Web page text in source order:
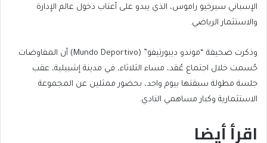
مكة)
الإسباني سيرخيو راموس، الذي يبدو على أعتاب دخول عالم الإدارة
والاستثمار الرياضي.
وذكرت صحيفة “موندو ديبورتيفو” (Mundo Deportivo) أن المفاوضات
حُسمت خلال اجتماع عُقد، مساء الثلاثاء، في مدينة إشبيلية، عقب
جلسة مطولة سبقتها بيوم واحد، بحضور ممثلين عن المجموعة
الاستثمارية وكبار مساهمي النادي.
اقرأ أيضا